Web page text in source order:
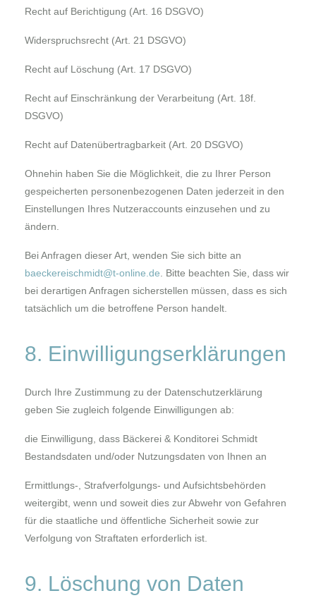
Recht auf Berichtigung (Art. 16 DSGVO)
Widerspruchsrecht (Art. 21 DSGVO)
Recht auf Löschung (Art. 17 DSGVO)
Recht auf Einschränkung der Verarbeitung (Art. 18f.
DSGVO)
Recht auf Datenübertragbarkeit (Art. 20 DSGVO)
Ohnehin haben Sie die Möglichkeit, die zu Ihrer Person
gespeicherten personenbezogenen Daten jederzeit in den
Einstellungen Ihres Nutzeraccounts einzusehen und zu
ändern.
Bei Anfragen dieser Art, wenden Sie sich bitte an
baeckereischmidt@t-online.de . Bitte beachten Sie, dass wir
bei derartigen Anfragen sicherstellen müssen, dass es sich
tatsächlich um die betroffene Person handelt.
8. Einwilligungserklärungen
Durch Ihre Zustimmung zu der Datenschutzerklärung
geben Sie zugleich folgende Einwilligungen ab:
die Einwilligung, dass Bäckerei & Konditorei Schmidt
Bestandsdaten und/oder Nutzungsdaten von Ihnen an
Ermittlungs-, Strafverfolgungs- und Aufsichtsbehörden
weitergibt, wenn und soweit dies zur Abwehr von Gefahren
für die staatliche und öffentliche Sicherheit sowie zur
Verfolgung von Straftaten erforderlich ist.
9. Löschung von Daten